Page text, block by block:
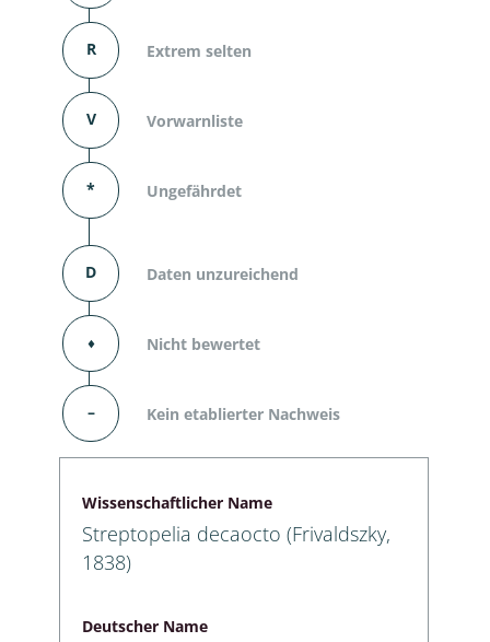
R Extrem selten
V Vorwarnliste
* Ungefährdet
D Daten unzureichend
⬧ Nicht bewertet
– Kein etablierter Nachweis
Wissenschaftlicher Name
Streptopelia decaocto (Frivaldszky,
1838)
Deutscher Name